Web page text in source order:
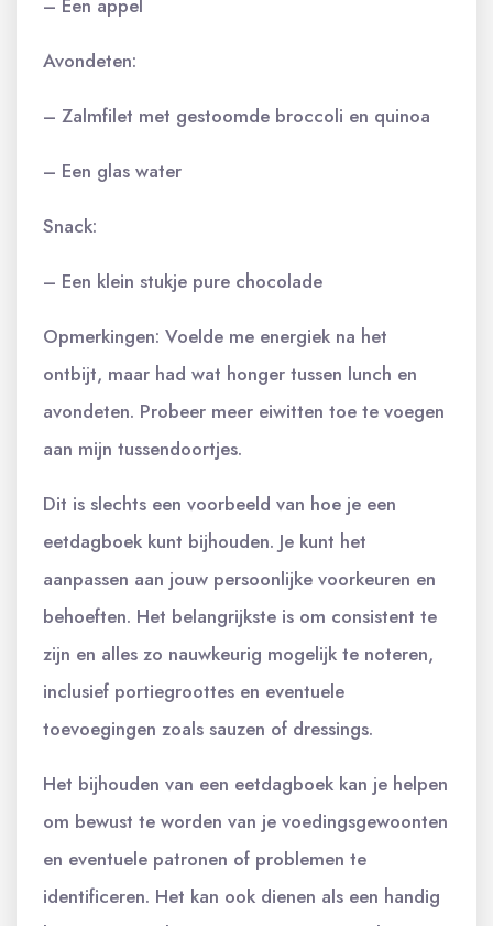
– Een appel
Avondeten:
– Zalmfilet met gestoomde broccoli en quinoa
– Een glas water
Snack:
– Een klein stukje pure chocolade
Opmerkingen: Voelde me energiek na het
ontbijt, maar had wat honger tussen lunch en
avondeten. Probeer meer eiwitten toe te voegen
aan mijn tussendoortjes.
Dit is slechts een voorbeeld van hoe je een
eetdagboek kunt bijhouden. Je kunt het
aanpassen aan jouw persoonlijke voorkeuren en
behoeften. Het belangrijkste is om consistent te
zijn en alles zo nauwkeurig mogelijk te noteren,
inclusief portiegroottes en eventuele
toevoegingen zoals sauzen of dressings.
Het bijhouden van een eetdagboek kan je helpen
om bewust te worden van je voedingsgewoonten
en eventuele patronen of problemen te
identificeren. Het kan ook dienen als een handig